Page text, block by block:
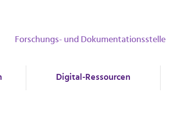
Forschungs- und Dokumentationsstelle
Digital-Ressourcen